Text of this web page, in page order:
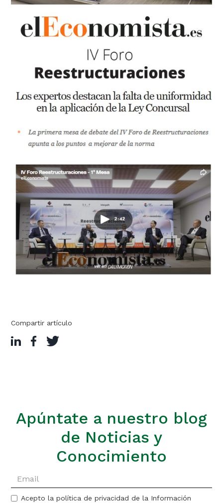
Compartir artículo
Apúntate a nuestro blog
de Noticias y
Conocimiento
Acepto la política de privacidad de la Información